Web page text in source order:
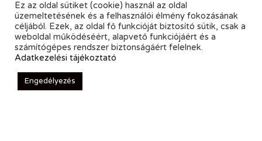
Ez az oldal sütiket (cookie) használ az oldal
üzemeltetésének és a felhasználói élmény fokozásának
céljából. Ezek, az oldal fő funkcióját biztosító sütik, csak a
weboldal működéséért, alapvető funkciójáért és a
számítógépes rendszer biztonságáért felelnek.
Adatkezelési tájékoztató
Engedélyezés